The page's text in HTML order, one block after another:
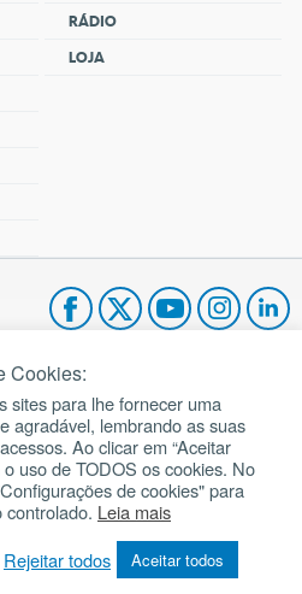
RÁDIO
LOJA
Paulo II
os direitos reservados.
Cookies:
sites para lhe fornecer uma
agradável, lembrando as suas
Ao clicar em “Aceitar
uso de TODOS os cookies. No
de cookies" para
controlado. Leia mais
Rejeitar todos Aceitar todos